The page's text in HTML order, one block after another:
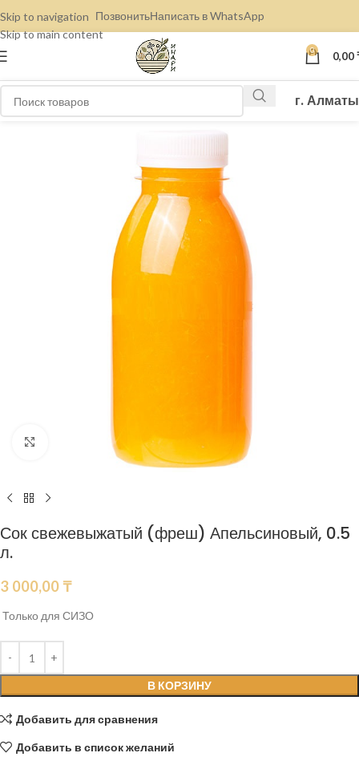
Skip to navigation
Skip to main content
ПозвонитьНаписать в WhatsApp
0 0,00
г. Алматы
Нажмите, чтобы увеличить
Сок свежевыжатый (фреш) Апельсиновый, 0.5
л.
3 000,00 ₸
Только для СИЗО
В КОРЗИНУ
Добавить для сравнения
Добавить в список желаний